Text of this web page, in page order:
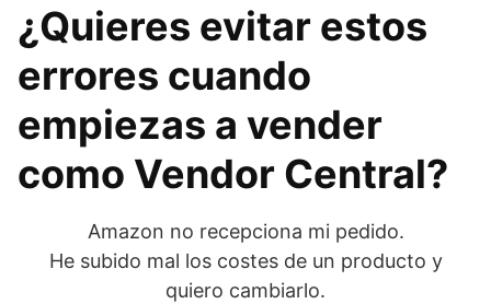
¿Quieres evitar estos
errores cuando
empiezas a vender
como Vendor Central?
Amazon no recepciona mi pedido.
He subido mal los costes de un producto y
quiero cambiarlo.